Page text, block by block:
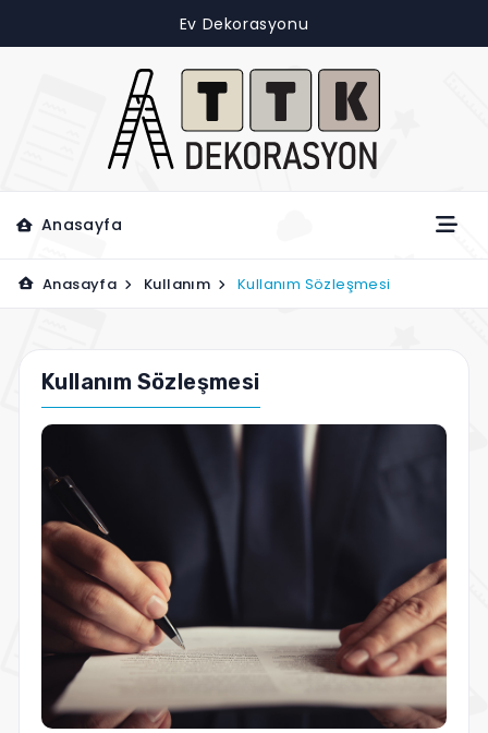
Ev Dekorasyonu
Anasayfa
Anasayfa Kullanım Kullanım Sözleşmesi
Kullanım Sözleşmesi